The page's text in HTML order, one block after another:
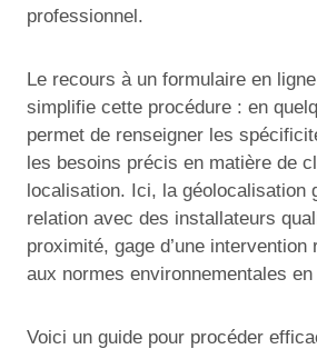
professionnel.
Le recours à un formulaire en
simplifie cette procédure : en
permet de renseigner les
les besoins précis en matière de
localisation. Ici, la géolocalisation
relation avec des installateurs
proximité, gage d’une intervention
aux normes environnementales en
Voici un guide pour procéder